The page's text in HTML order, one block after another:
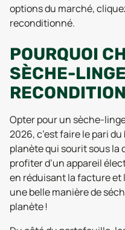
options du marché,
reconditionné.
POURQUOI
SÈCHE-
Opter pour un sèche-
2026, c’est faire le pari
planète qui sourit sous la
profiter d’un appareil
en réduisant la facture et
une belle manière de
planète !